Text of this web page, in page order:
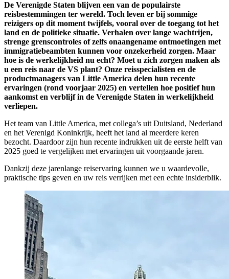
De Verenigde Staten blijven een van de populairste
reisbestemmingen ter wereld. Toch leven er bij sommige
reizigers op dit moment twijfels, vooral over de toegang tot het
land en de politieke situatie. Verhalen over lange wachtrijen,
strenge grenscontroles of zelfs onaangename ontmoetingen met
immigratiebeambten kunnen voor onzekerheid zorgen. Maar
hoe is de werkelijkheid nu echt? Moet u zich zorgen maken als
u een reis naar de VS plant? Onze reisspecialisten en de
productmanagers van Little America delen hun recente
ervaringen (rond voorjaar 2025) en vertellen hoe positief hun
aankomst en verblijf in de Verenigde Staten in werkelijkheid
verliepen.
Het team van Little America, met collega’s uit Duitsland, Nederland
en het Verenigd Koninkrijk, heeft het land al meerdere keren
bezocht. Daardoor zijn hun recente indrukken uit de eerste helft van
2025 goed te vergelijken met ervaringen uit voorgaande jaren.
Dankzij deze jarenlange reiservaring kunnen we u waardevolle,
praktische tips geven en uw reis verrijken met een echte insiderblik.